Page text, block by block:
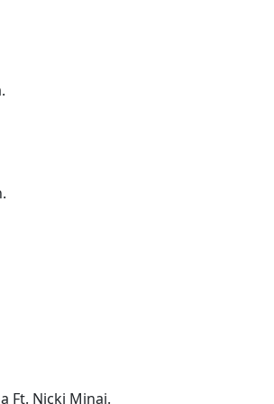
.
.
Ft. Nicki Minaj.